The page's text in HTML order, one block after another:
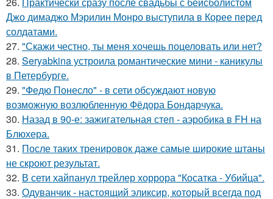
Джо димаджо Мэрилин Монро выступила в Корее перед
солдатами.
27. "Скажи честно, ты меня хочешь поцеловать или нет?
28. Seryabkina устроила романтические мини - каникулы
в Петербурге.
29. "Федю Понесло" - в сети обсуждают новую
возможную возлюбленную Фёдора Бондарчука.
30. Назад в 90-е: зажигательная степ - аэробика в FH на
Блюхера.
31. После таких тренировок даже самые широкие штаны
не скроют результат.
32. В сети хайпанул трейлер хоррора "Косатка - Убийца".
33. Одуванчик - настоящий эликсир, который всегда под